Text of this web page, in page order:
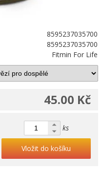
8595237035700
8595237035700
Fitmin For Life
45.00 Kč
ks
Vložit do košíku